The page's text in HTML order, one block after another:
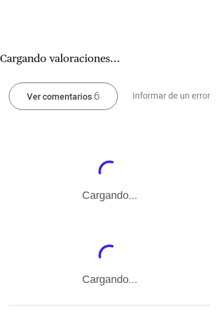
Cargando valoraciones...
Ver comentarios6 Informar de un error
Cargando...
Cargando...